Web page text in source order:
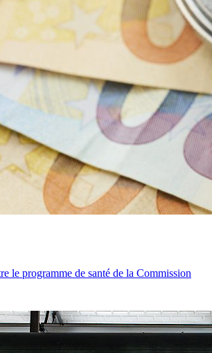
le programme de santé de la Commission